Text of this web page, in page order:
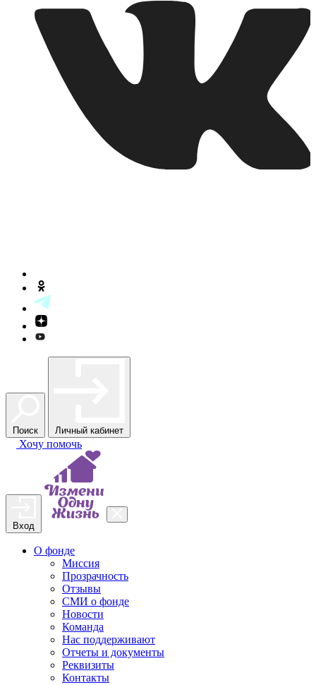
Поиск Личный кабинет
Хочу помочь
Вход
О фонде
Миссия
Прозрачность
Отзывы
СМИ о фонде
Новости
Команда
Нас поддерживают
Отчеты и документы
Реквизиты
Контакты